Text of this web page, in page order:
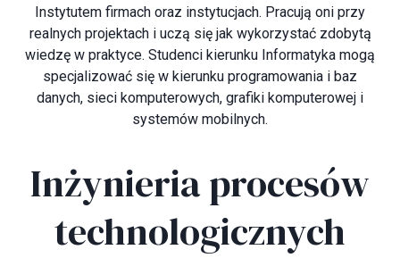
Instytutem firmach oraz instytucjach. Pracują oni przy
realnych projektach i uczą się jak wykorzystać zdobytą
wiedzę w praktyce. Studenci kierunku Informatyka mogą
specjalizować się w kierunku programowania i baz
danych, sieci komputerowych, grafiki komputerowej i
systemów mobilnych.
Inżynieria procesów
technologicznych